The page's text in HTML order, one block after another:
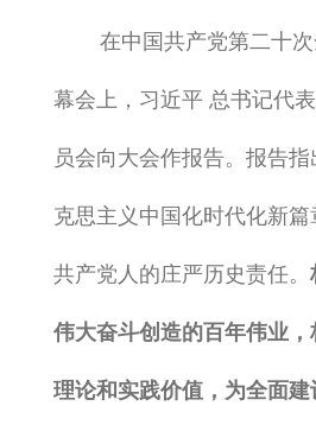
在中国共产党第二十
幕会上，习近平 总书记代
员会向大会作报告。报告
克思主义中国化时代化新篇
共产党人的庄严历史责任。
伟大奋斗创造的百年伟业
理论和实践价值，为全面